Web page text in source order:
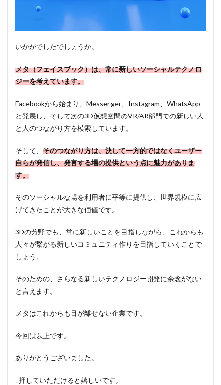
いかがでしたでしょうか。
メタ（フェイスブック）は、常に新しいソーシャルテクノロ
ジーを考えています。
Facebookから始まり、Messenger、Instagram、WhatsApp
と発展し、そして次の3D仮想空間のVR/AR部門での新しい人
と人のつながり方を模索しています。
そして、 そのつながり方は、決して一方的ではなくユーザー
自らが発信し、発言する場の提供という点に魅力がありま
す。
そのソーシャルな場を利用者に平等に提供し、世界規模に広
げてきたことが大きな価値です。
3Dの分野でも、常に新しいことを目指しながら、これからも
人々が繋がる新しいコミュニティ作りを目指していくことで
しょう。
そのための、さらなる新しいテクノロジー開発に余念がない
と言えます。
メタはこれからも目が離せない企業です。
今回は以上です。
ありがとうございました。
↓押していただけると嬉しいです。